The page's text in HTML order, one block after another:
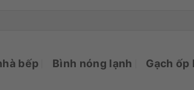
bếp Bình nóng lạnh Gạch ốp